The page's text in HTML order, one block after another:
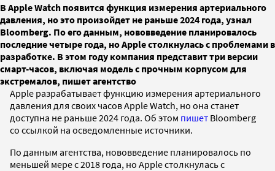
В Apple Watch появится функция измерения артериального
давления, но это произойдет не раньше 2024 года, узнал
Bloomberg. По его данным, нововведение планировалось
последние четыре года, но Apple столкнулась с проблемами в
разработке. В этом году компания представит три версии
смарт-часов, включая модель с прочным корпусом для
экстремалов, пишет агентство
Apple разрабатывает функцию измерения артериального
давления для своих часов Apple Watch, но она станет
доступна не раньше 2024 года. Об этом пишет Bloomberg
со ссылкой на осведомленные источники.
По данным агентства, нововведение планировалось по
меньшей мере с 2018 года, но Apple столкнулась с